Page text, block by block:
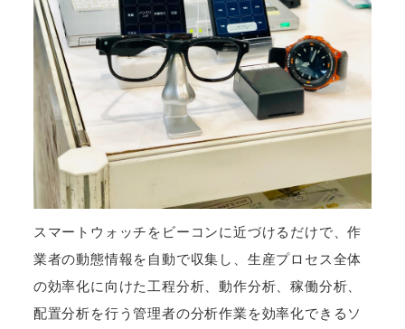
スマートウォッチをビーコンに近づけるだけで、作
業者の動態情報を自動で収集し、生産プロセス全体
の効率化に向けた工程分析、動作分析、稼働分析、
配置分析を行う管理者の分析作業を効率化できるソ